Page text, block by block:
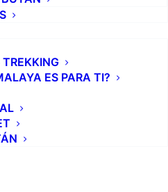
ES PARA TI?
base de Island
no era la mejor